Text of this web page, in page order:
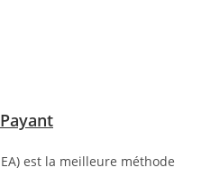
est la meilleure méthode